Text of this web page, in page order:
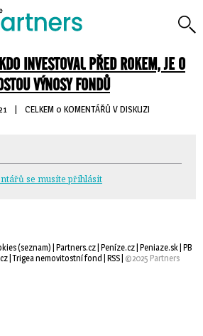
KDO INVESTOVAL PŘED ROKEM, JE O
VÝNOSY FONDŮ
| CELKEM 0 KOMENTÁŘŮ V DISKUZI
se musíte přihlásit
(seznam) | Partners.cz| Peníze.cz| Peniaze.sk| PB
| Trigea nemovitostní fond | RSS| ©2025 Partners